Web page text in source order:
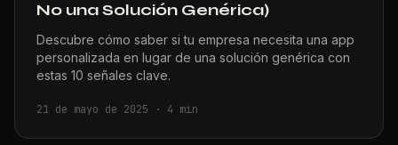
No una Solución Genérica)
Descubre cómo saber si tu empresa necesita una app
personalizada en lugar de una solución genérica con
estas 10 señales clave.
21 de mayo de 2025 · 4 min